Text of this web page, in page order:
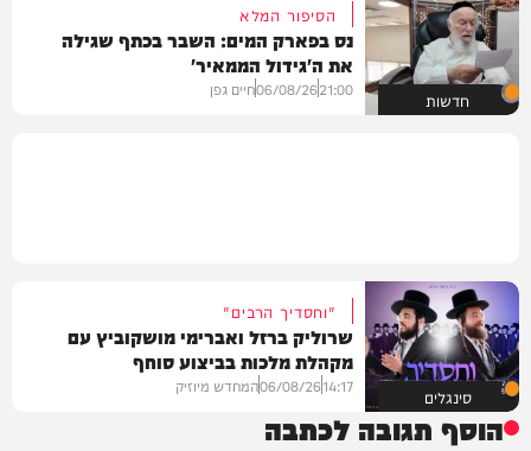
חדשות
הסיפור המלא
נס בפארק המים: השבר בכתף שגילה
את ה'גידול הממאיר'
21:00
06/08/26חיים גפן
סינגלים
"וחסדיך הרבים"
שרוליק ברזל ואברימי מושקוביץ עם
מקהלת מלכות בביצוע סוחף
14:17
06/08/26המחדש מיוזיק
הוסף תגובה לכתבה